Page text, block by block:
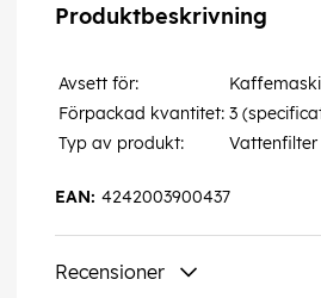
Produktbeskrivning
Avsett för:
Förpackad kvantitet: 3
Typ av produkt:
Vattenfilter
4242003900437
EAN:
Recensioner